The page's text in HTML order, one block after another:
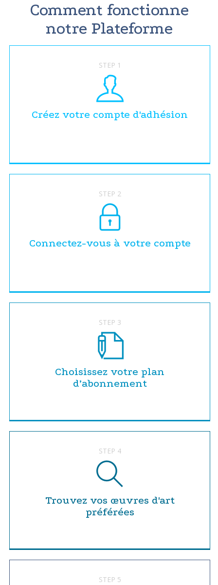
Comment fonctionne
notre Plateforme
STEP 1
Créez votre compte d'adhésion
STEP 2
Connectez-vous à votre compte
STEP 3
Choisissez votre plan
d’abonnement
STEP 4
Trouvez vos œuvres d'art
préférées
STEP 5